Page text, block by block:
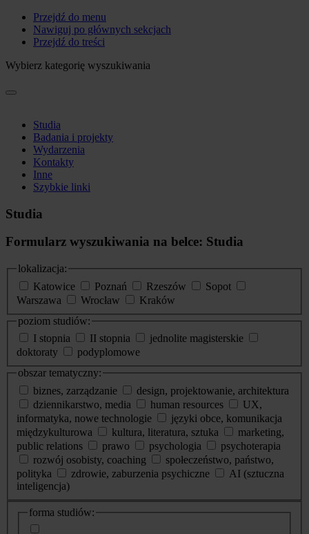
Przejdź do menu
Nawiguj po głównych sekcjach
Przejdź do treści
Wybierz kategorię wyszukiwania
Studia
Badania i projekty
Wydarzenia
Kontakty
Inne
Szybkie linki
Studia
Formularz wyszukiwania na belce: Studia
lokalizacja:
Katowice
Poznań Rzeszów
Sopot
Warszawa
Wrocław
Kraków
poziom studiów:
I stopnia
II stopnia
jednolite magisterskie
doktoraty
podyplomowe
obszar tematyczny:
biznes, zarządzanie
design, projektowanie, architektura
dziennikarstwo, media
human resources
UX,
informatyka, nowe technologie
języki obce, komunikacja
międzykulturowa
kultura, literatura, sztuka
marketing,
public relations
prawo psychologia
psychoterapia
rozwój osobisty, coaching
społeczeństwo, państwo,
polityka
zdrowie, zaburzenia psychiczne
AI (sztuczna
inteligencja)
dodatkowe
informacje
forma studiów: